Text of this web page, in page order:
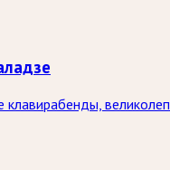
клавирабенды,